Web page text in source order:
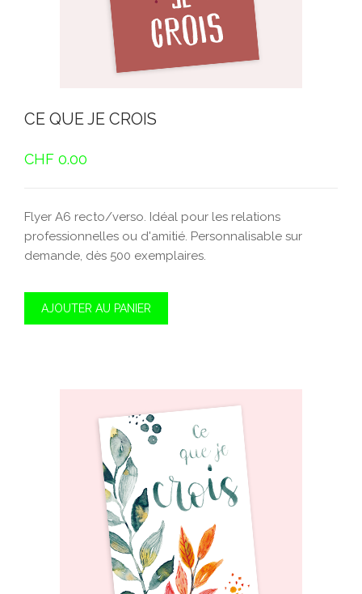
CE QUE JE CROIS
CHF 0.00
Flyer A6 recto/verso. Idéal pour les relations
professionnelles ou d'amitié. Personnalisable sur
demande, dès 500 exemplaires.
AJOUTER AU PANIER